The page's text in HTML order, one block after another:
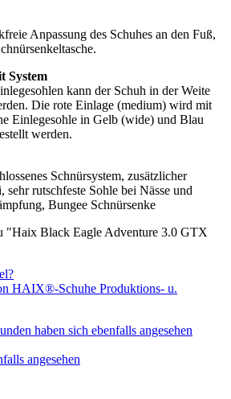
Anpassung des Schuhes an den Fuß,
System
kann der Schuh in der Weite
Die rote Einlage (medium) wird mit
Einlegesohle in Gelb (wide) und Blau
werden.
Schnürsystem, zusätzlicher
sehr rutschfeste Sohle bei Nässe und
Bungee Schnürsenke
"Haix Black Eagle Adventure 3.0 GTX
HAIX®-Schuhe Produktions- u.
haben sich ebenfalls angesehen
angesehen